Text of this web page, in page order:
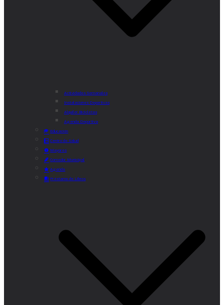
Actividades Semanales
Instalaciones Deportivas
Alquiler Bicicletas
Agenda Deportiva
Educación
Centro de Salud
Mayores
Comedor Municipal
Agenda
Préstamo de Libros